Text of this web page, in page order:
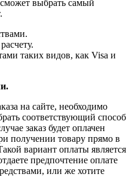
выбрать самый
таких видов, как Visa и
на сайте, необходимо
соответствующий способ
заказ будет оплачен
получении товару прямо в
вариант оплаты является
предпочтение оплате
или же хотите